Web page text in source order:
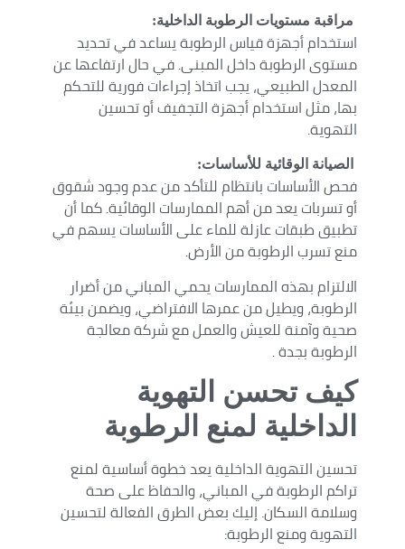
مراقبة مستويات الرطوبة الداخلية:
استخدام أجهزة قياس الرطوبة يساعد في تحديد
مستوى الرطوبة داخل المبنى. في حال ارتفاعها عن
المعدل الطبيعي، يجب اتخاذ إجراءات فورية للتحكم
بها، مثل استخدام أجهزة التجفيف أو تحسين
التهوية.
الصيانة الوقائية للأساسات:
فحص الأساسات بانتظام للتأكد من عدم وجود شقوق
أو تسربات يعد من أهم الممارسات الوقائية. كما أن
تطبيق طبقات عازلة للماء على الأساسات يسهم في
منع تسرب الرطوبة من الأرض.
الالتزام بهذه الممارسات يحمي المباني من أضرار
الرطوبة، ويطيل من عمرها الافتراضي، ويضمن بيئة
صحية وآمنة للعيش والعمل مع شركة معالجة
الرطوبة بجدة .
كيف تحسن التهوية
الداخلية لمنع الرطوبة
تحسين التهوية الداخلية يعد خطوة أساسية لمنع
تراكم الرطوبة في المباني، والحفاظ على صحة
وسلامة السكان. إليك بعض الطرق الفعالة لتحسين
التهوية ومنع الرطوبة: